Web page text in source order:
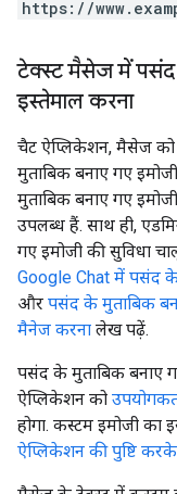
https://
टेक्स्ट मैसेज में पसंद
इस्तेमाल करना
चैट ऐप्लिकेशन, मैसेज को
मुताबिक बनाए गए
मुताबिक बनाए गए
उपलब्ध हैं. साथ ही,
गए इमोजी की सुविधा
Google Chat में पसंद के
और पसंद के मुताबिक
मैनेज करना लेख पढ़ें.
पसंद के मुताबिक बनाए
ऐप्लिकेशन को
होगा. कस्टम इमोजी का
ऐप्लिकेशन की पुष्टि